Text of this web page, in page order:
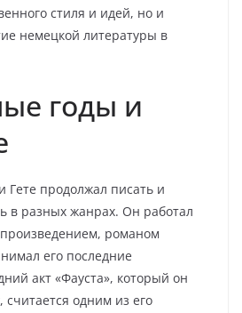
стиля и идей, но и
немецкой литературы в
годы и
Гете продолжал писать и
в разных жанрах. Он работал
романом
его последние
акт «Фауста», который он
считается одним из его